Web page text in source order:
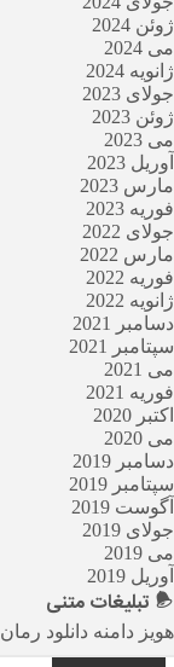
ژوئن 2024
می 2024
ژانویه 2024
جولای 2023
ژوئن 2023
می 2023
آوریل 2023
مارس 2023
فوریه 2023
جولای 2022
مارس 2022
فوریه 2022
ژانویه 2022
دسامبر 2021
سپتامبر 2021
می 2021
فوریه 2021
اکتبر 2020
می 2020
دسامبر 2019
سپتامبر 2019
آگوست 2019
جولای 2019
می 2019
آوریل 2019
تبلیغاتمتنی
هویز دامنه دانلود رمان